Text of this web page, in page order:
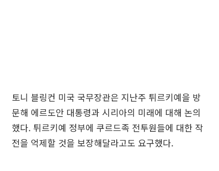
토니 블링컨 미국 국무장관은 지난주 튀르키예을 방
문해 에르도안 대통령과 시리아의 미래에 대해 논의
했다. 튀르키예 정부에 쿠르드족 전투원들에 대한 작
전을 억제할 것을 보장해달라고도 요구했다.